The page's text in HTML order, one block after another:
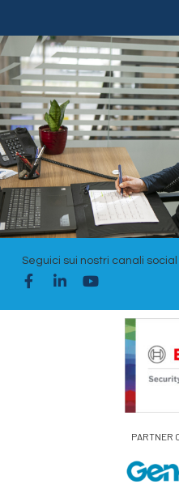
PARTNER
Seguici sui nostri canali social